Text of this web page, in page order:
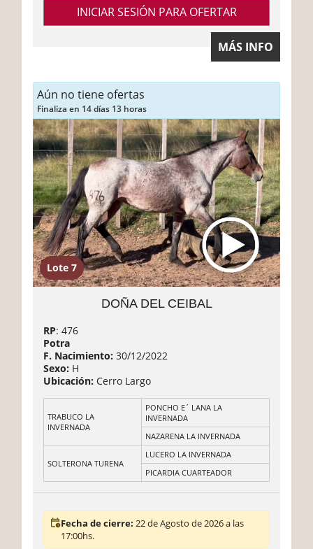
INICIAR SESIÓN PARA OFERTAR
MÁS INFO
Aún no tiene ofertas
Finaliza en 14 días 13 horas
Lote 7
DOÑA DEL CEIBAL
RP: 476
Potra
F. Nacimiento: 30/12/2022
Sexo: H
Ubicación: Cerro Largo
TRABUCO LA
INVERNADA
PONCHO E´ LANA LA
INVERNADA
NAZARENA LA INVERNADA
SOLTERONA TURENA
LUCERO LA INVERNADA
PICARDIA CUARTEADOR
Fecha de cierre: 22 de Agosto de 2026 a las
17:00hs.